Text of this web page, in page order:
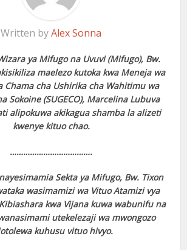
Written byAlex Sonna
ya Mifugo na Uvuvi (Mifugo), Bw.
maelezo kutoka kwa Meneja wa
Chama cha Ushirika cha Wahitimu wa
Sokoine (SUGECO), Marcelina Lubuva
alipokuwa akikagua shamba la alizeti
kwenye kituo chao.
……………………………….
Sekta ya Mifugo, Bw. Tixon
wasimamizi wa Vituo Atamizi vya
kwa Vijana kuwa wabunifu na
utekelezaji wa mwongozo
kuhusu vituo hivyo.